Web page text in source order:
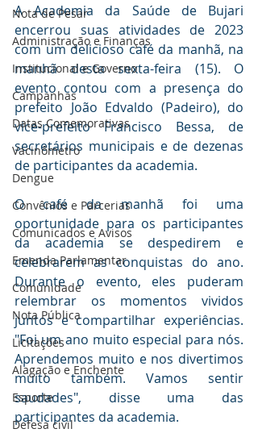
Nota de Pesar
Administração e Finanças
Institucional e Governo
Campanhas
Datas Comemorativas
Vacinômetro
Dengue
Convênios e Parcerias
Comunicados e Avisos
Emenda Parlamentar
Comunidade
Nota Pública
Licitações
Alagação e Enchente
Esporte
Defesa civil
A Academia da Saúde de Bujari
encerrou suas atividades de 2023
com um delicioso café da manhã, na
manhã desta sexta-feira (15). O
evento contou com a presença do
prefeito João Edvaldo (Padeiro), do
vice-prefeito Francisco Bessa, de
secretários municipais e de dezenas
de participantes da academia.
O café da manhã foi uma
oportunidade para os participantes
da academia se despedirem e
celebrarem as conquistas do ano.
Durante o evento, eles puderam
relembrar os momentos vividos
juntos e compartilhar experiências.
"Foi um ano muito especial para nós.
Aprendemos muito e nos divertimos
muito também. Vamos sentir
saudades", disse uma das
participantes da academia.